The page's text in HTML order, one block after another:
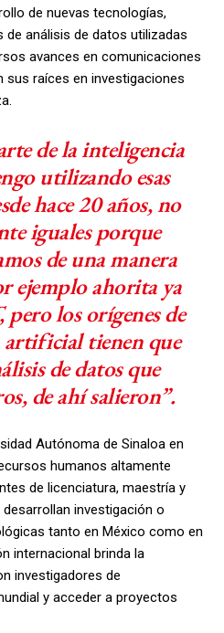
de nuevas tecnologías,
análisis de datos utilizadas
avances en comunicaciones
sus raíces en investigaciones
de la inteligencia
utilizando esas
hace 20 años, no
iguales porque
de una manera
ejemplo ahorita ya
pero los orígenes de
artificial tienen que
de datos que
de ahí salieron”.
Autónoma de Sinaloa en
humanos altamente
de licenciatura, maestría y
investigación o
tanto en México como en
internacional brinda la
investigadores de
y acceder a proyectos